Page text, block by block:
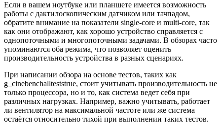
Если в вашем ноутбуке или планшете имеется возможность
работы с дактилоскопическим датчиком или тачпадом,
обратите внимание на показатели single-core и multi-core, так
как они отображают, как хорошо устройство справляется с
однопоточными и многопоточными задачами. В обзорах часто
упоминаются оба режима, что позволяет оценить
производительность устройства в разных сценариях.
При написании обзора на основе тестов, таких как
g_cinebenchallteststrue, стоит учитывать производительность не
только процессора, но и то, как система ведет себя при
различных нагрузках. Например, важно учитывать, работает
ли вентилятор на максимальной частоте или же система
остаётся относительно тихой при выполнении таких тестов.